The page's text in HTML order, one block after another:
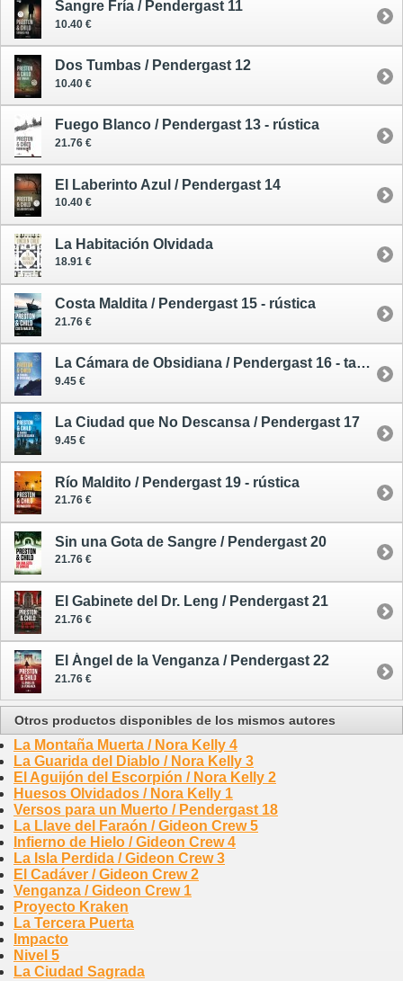
Sangre Fría / Pendergast 11
10.40 €
Dos Tumbas / Pendergast 12
10.40 €
Fuego Blanco / Pendergast 13 - rústica
21.76 €
El Laberinto Azul / Pendergast 14
10.40 €
La Habitación Olvidada
18.91 €
Costa Maldita / Pendergast 15 - rústica
21.76 €
La Cámara de Obsidiana / Pendergast 16 - tapa blanda
9.45 €
La Ciudad que No Descansa / Pendergast 17
9.45 €
Río Maldito / Pendergast 19 - rústica
21.76 €
Sin una Gota de Sangre / Pendergast 20
21.76 €
El Gabinete del Dr. Leng / Pendergast 21
21.76 €
El Ángel de la Venganza / Pendergast 22
21.76 €
Otros productos disponibles de los mismos autores
La Montaña Muerta / Nora Kelly 4
La Guarida del Diablo / Nora Kelly 3
El Aguijón del Escorpión / Nora Kelly 2
Huesos Olvidados / Nora Kelly 1
Versos para un Muerto / Pendergast 18
La Llave del Faraón / Gideon Crew 5
Infierno de Hielo / Gideon Crew 4
La Isla Perdida / Gideon Crew 3
El Cadáver / Gideon Crew 2
Venganza / Gideon Crew 1
Proyecto Kraken
La Tercera Puerta
Impacto
Nivel 5
La Ciudad Sagrada